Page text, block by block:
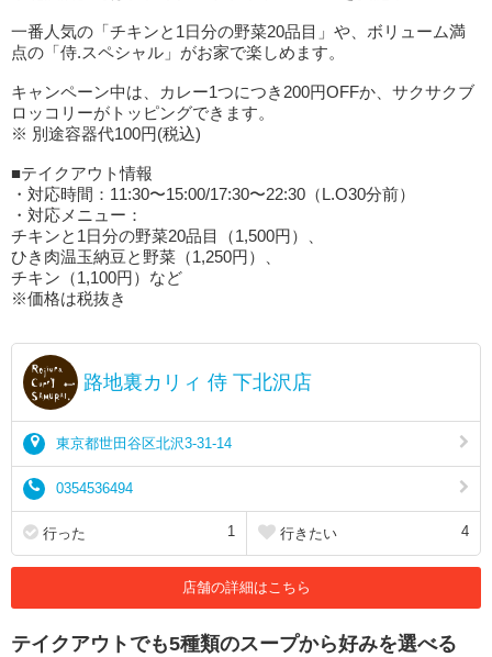
一番人気の「チキンと1日分の野菜20品目」や、ボリューム満
点の「侍.スペシャル」がお家で楽しめます。
キャンペーン中は、カレー1つにつき200円OFFか、サクサクブ
ロッコリーがトッピングできます。
※ 別途容器代100円(税込)
■テイクアウト情報
・対応時間：11:30〜15:00/17:30〜22:30（L.O30分前）
・対応メニュー：
チキンと1日分の野菜20品目（1,500円）、
ひき肉温玉納豆と野菜（1,250円）、
チキン（1,100円）など
※価格は税抜き
路地裏カリィ 侍 下北沢店
東京都世田谷区北沢3-31-14
0354536494
行った 1 行きたい 4
店舗の詳細はこちら
テイクアウトでも5種類のスープから好みを選べる